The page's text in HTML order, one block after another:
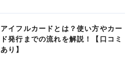
アイフルカードとは？使い方やカー
ド発行までの流れを解説！【口コミ
あり】